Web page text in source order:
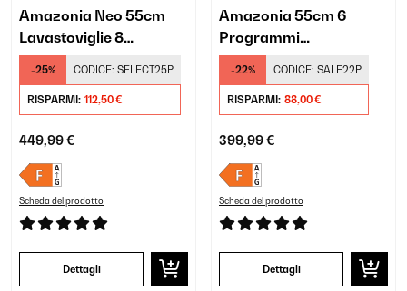
Amazonia Neo 55cm
Lavastoviglie 8
Programmi Nero
-25% CODICE: SELECT25P
RISPARMI: 112,50 €
449,99 €
Scheda del prodotto
Dettagli
Amazonia 55cm 6
Programmi
Lavastoviglie da Tavolo
Grigio Scuro
-22% CODICE: SALE22P
RISPARMI: 88,00 €
399,99 €
Scheda del prodotto
Dettagli